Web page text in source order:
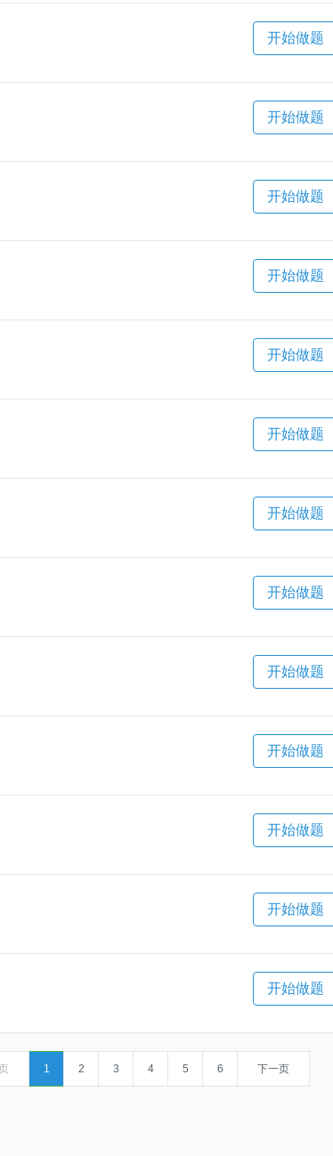
开始做题
开始做题
开始做题
开始做题
开始做题
开始做题
开始做题
开始做题
开始做题
开始做题
开始做题
开始做题
开始做题
1 2 3 4 5 6 下一页